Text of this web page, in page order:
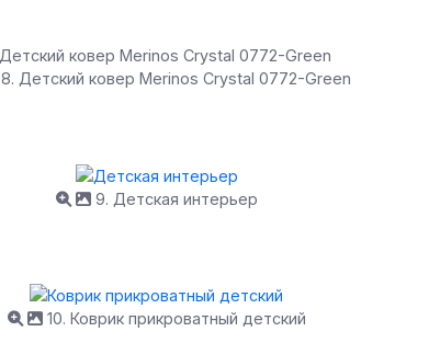
8. Детский ковер Merinos Crystal 0772-Green
9. Детская интерьер
10. Коврик прикроватный детский